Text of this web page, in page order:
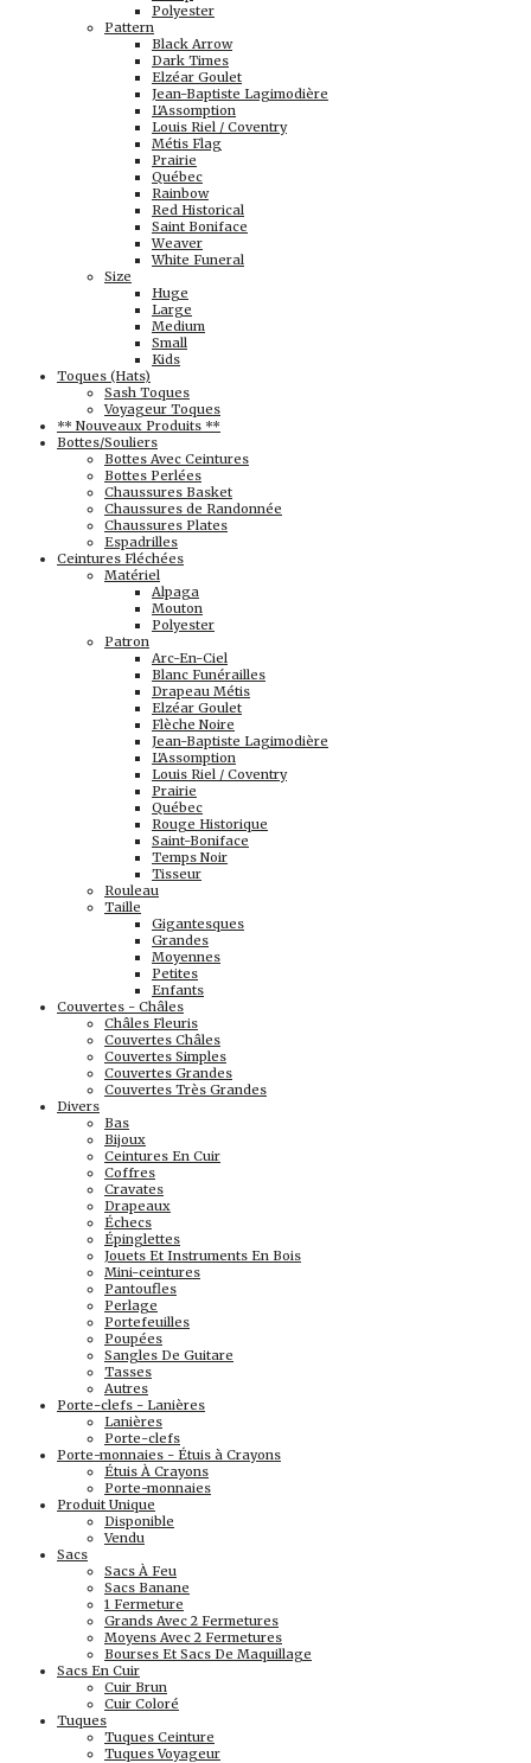
Polyester
Pattern
Black Arrow
Dark Times
Elzéar Goulet
Jean-Baptiste Lagimodière
L'Assomption
Louis Riel / Coventry
Métis Flag
Prairie
Québec
Rainbow
Red Historical
Saint Boniface
Weaver
White Funeral
Size
Huge
Large
Medium
Small
Kids
Toques (Hats)
Sash Toques
Voyageur Toques
** Nouveaux Produits **
Bottes/Souliers
Bottes Avec Ceintures
Bottes Perlées
Chaussures Basket
Chaussures de Randonnée
Chaussures Plates
Espadrilles
Ceintures Fléchées
Matériel
Alpaga
Mouton
Polyester
Patron
Arc-En-Ciel
Blanc Funérailles
Drapeau Métis
Elzéar Goulet
Flèche Noire
Jean-Baptiste Lagimodière
L'Assomption
Louis Riel / Coventry
Prairie
Québec
Rouge Historique
Saint-Boniface
Temps Noir
Tisseur
Rouleau
Taille
Gigantesques
Grandes
Moyennes
Petites
Enfants
Couvertes - Châles
Châles Fleuris
Couvertes Châles
Couvertes Simples
Couvertes Grandes
Couvertes Très Grandes
Divers
Bas
Bijoux
Ceintures En Cuir
Coffres
Cravates
Drapeaux
Échecs
Épinglettes
Jouets Et Instruments En Bois
Mini-ceintures
Pantoufles
Perlage
Portefeuilles
Poupées
Sangles De Guitare
Tasses
Autres
Porte-clefs - Lanières
Lanières
Porte-clefs
Porte-monnaies - Étuis à Crayons
Étuis À Crayons
Porte-monnaies
Produit Unique
Disponible
Vendu
Sacs
Sacs À Feu
Sacs Banane
1 Fermeture
Grands Avec 2 Fermetures
Moyens Avec 2 Fermetures
Bourses Et Sacs De Maquillage
Sacs En Cuir
Cuir Brun
Cuir Coloré
Tuques
Tuques Ceinture
Tuques Voyageur